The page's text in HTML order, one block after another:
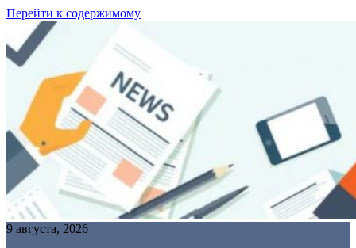
Перейти к содержимому
9 августа, 2026